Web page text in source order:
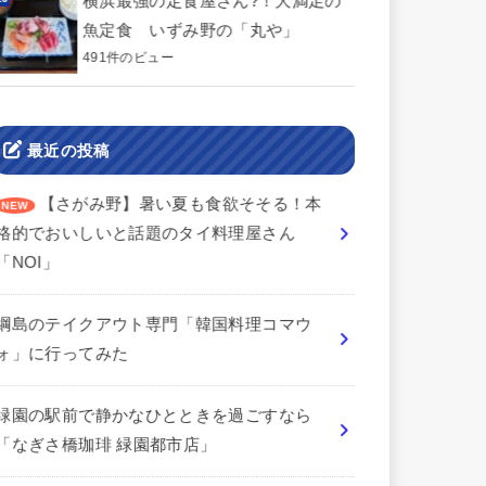
魚定食 いずみ野の「丸や」
491件のビュー
最近の投稿
【さがみ野】暑い夏も食欲そそる！本
的でおいしいと話題のタイ料理屋さん
NOI」
島のテイクアウト専門「韓国料理コマウ
」に行ってみた
園の駅前で静かなひとときを過ごすなら
なぎさ橋珈琲 緑園都市店」